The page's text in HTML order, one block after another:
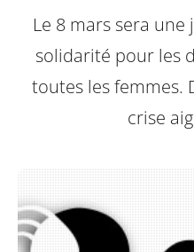
Le 8 mars sera
solidarité pour les
toutes les femmes.
crise